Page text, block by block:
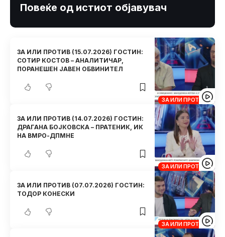
Повеќе од истиот објавувач
ЗА ИЛИ ПРОТИВ
ЗА ИЛИ ПРОТИВ (15.07.2026) ГОСТИН:
СОТИР КОСТОВ – АНАЛИТИЧАР,
ПОРАНЕШЕН ЈАВЕН ОБВИНИТЕЛ
ЗА ИЛИ ПРОТИВ
ЗА ИЛИ ПРОТИВ (14.07.2026) ГОСТИН:
ДРАГАНА БОЈКОВСКА – ПРАТЕНИК, ИК
НА ВМРО-ДПМНЕ
ЗА ИЛИ ПРОТИВ
ЗА ИЛИ ПРОТИВ (07.07.2026) ГОСТИН:
ТОДОР КОНЕСКИ